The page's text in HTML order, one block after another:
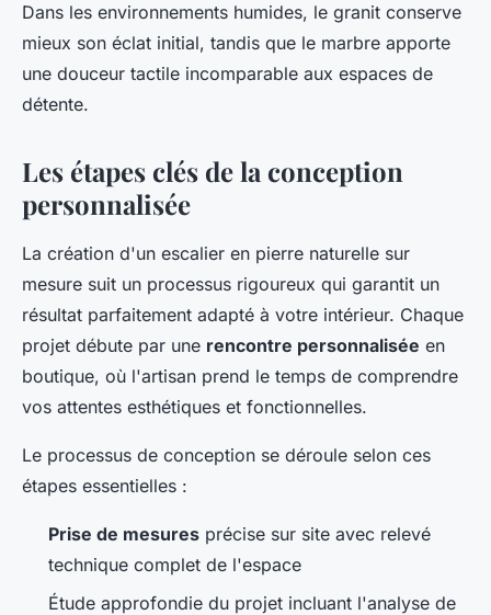
Dans les environnements humides, le granit conserve
mieux son éclat initial, tandis que le marbre apporte
une douceur tactile incomparable aux espaces de
détente.
Les étapes clés de la conception
personnalisée
La création d'un escalier en pierre naturelle sur
mesure suit un processus rigoureux qui garantit un
résultat parfaitement adapté à votre intérieur. Chaque
projet débute par une rencontre personnalisée en
boutique, où l'artisan prend le temps de comprendre
vos attentes esthétiques et fonctionnelles.
Le processus de conception se déroule selon ces
étapes essentielles :
Prise de mesures précise sur site avec relevé
technique complet de l'espace
Étude approfondie du projet incluant l'analyse de